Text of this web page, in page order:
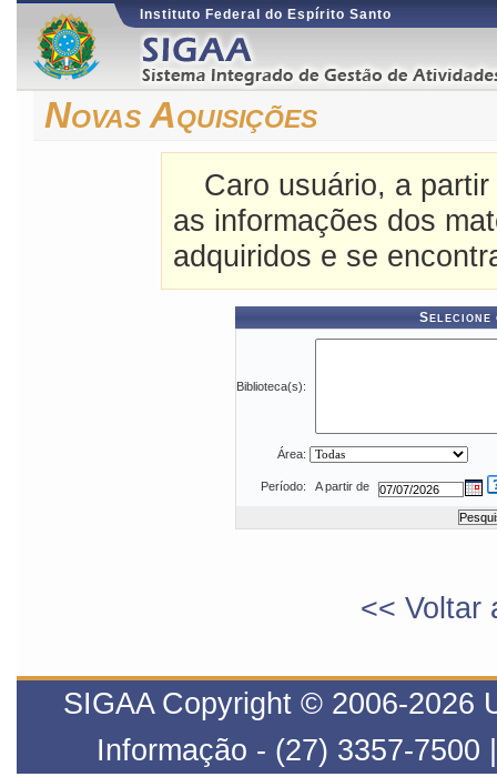
Instituto Federal do Espírito Santo
Novas Aquisições
Caro usuário, a
as informações dos
adquiridos e se
Selecione
Biblioteca(s):
Área:
Período: A partir de
<< Voltar
SIGAA Copyright © 2006-2026
Informação - (27) 3357-